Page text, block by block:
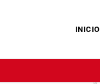
INICIO